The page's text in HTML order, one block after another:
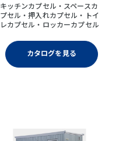
キッチンカプセル・スペースカ
プセル・押入れカプセル・トイ
レカプセル・ロッカーカプセル
カタログを見る